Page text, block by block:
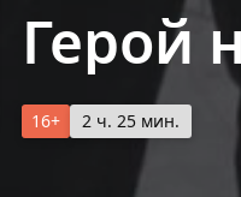
Герой
16+ 2 ч. 25 мин.